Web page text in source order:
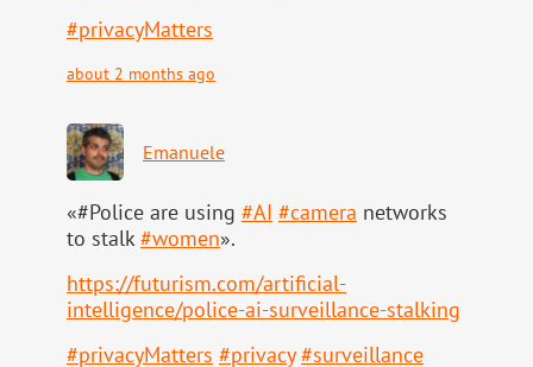
#privacyMatters
about 2 months ago
Emanuele
«#Police are using #AI #camera networks
to stalk#women».
https://futurism.com/artificial-
intelligence/police-ai-surveillance-stalking
#privacyMatters #privacy #surveillance